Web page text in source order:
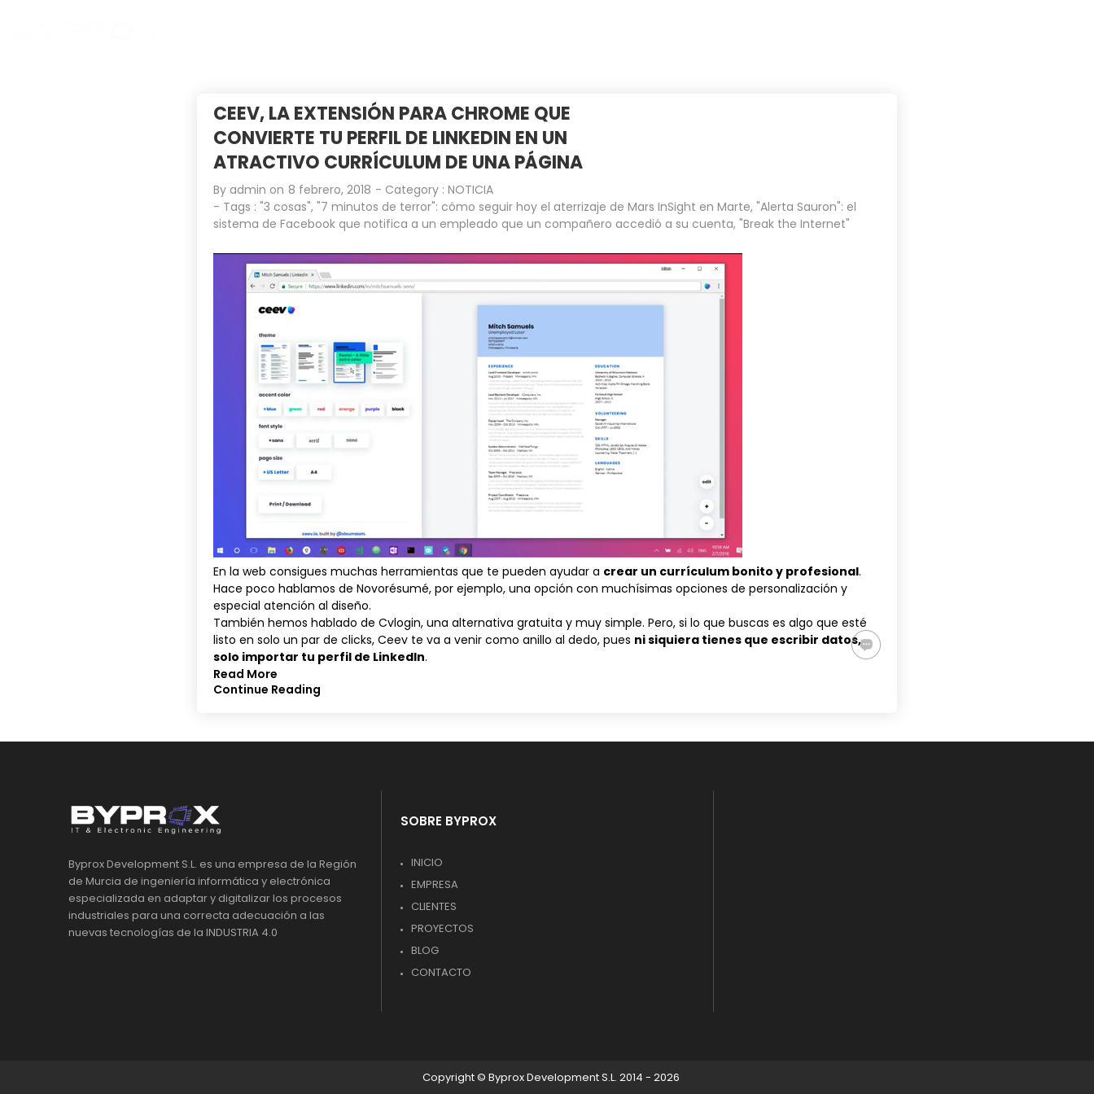
CEEV, LA EXTENSIÓN PARA CHROME QUE
CONVIERTE TU PERFIL DE LINKEDIN EN UN
ATRACTIVO CURRÍCULUM DE UNA PÁGINA
By admin on 8 febrero, 2018 - Category : NOTICIA
- Tags : "3 cosas", "7 minutos de terror": cómo seguir hoy el aterrizaje de Mars InSight en Marte, "Alerta Sauron": el
sistema de Facebook que notifica a un empleado que un compañero accedió a su cuenta, "Break the Internet"
En la web consigues muchas herramientas que te pueden ayudar a crear un currículum bonito y profesional.
Hace poco hablamos de Novorésumé, por ejemplo, una opción con muchísimas opciones de personalización y
especial atención al diseño.
También hemos hablado de Cvlogin, una alternativa gratuita y muy simple. Pero, si lo que buscas es algo que esté
listo en solo un par de clicks, Ceevte va a venir como anillo al dedo, pues ni siquiera tienes que escribir datos,
solo importar tu perfil de LinkedIn.
Read More
Continue Reading
Byprox Development S.L. es una empresa de la Región
de Murcia de ingeniería informática y electrónica
especializada en adaptar y digitalizar los procesos
industriales para una correcta adecuación a las
nuevas tecnologías de la INDUSTRIA 4.0
SOBRE BYPROX
INICIO
EMPRESA
CLIENTES
PROYECTOS
BLOG
CONTACTO
Copyright © Byprox Development S.L. 2014 - 2026